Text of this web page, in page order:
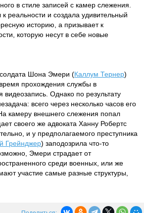
в стиле записей с камер слежения.
реальности и создала удивительный
историю, а призывает к
которую несут в себе новые
Шона Эмери (Каллум Тернер)
прохождения службы в
Однако по результату
всего через несколько часов его
камеру внешнего слежения попал
своего же адвоката Ханну Робертс
и у предполагаемого преступника
Грейнджер) заподозрила что-то
Эмери страдает от
среди военных, или же
участие самые разные структуры,